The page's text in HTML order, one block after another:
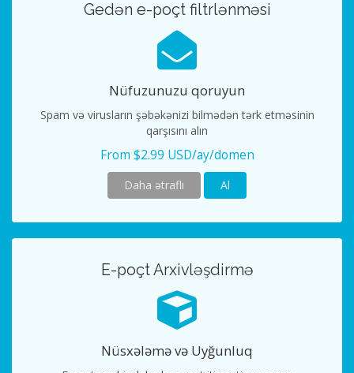
Gedən e-poçt filtrlənməsi
Nüfuzunuzu qoruyun
Spam və virusların şəbəkənizi bilmədən tərk etməsinin
qarşısını alın
From $2.99 USD/ay/domen
Daha ətraflı Al
E-poçt Arxivləşdirmə
Nüsxələmə və Uyğunluq